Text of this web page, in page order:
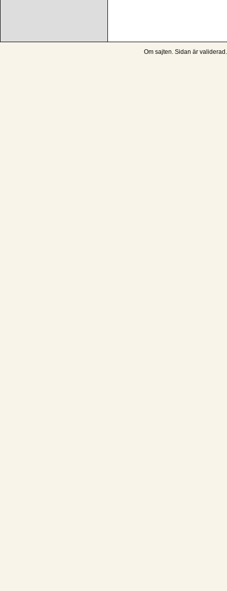
Om sajten. Sidan är validerad